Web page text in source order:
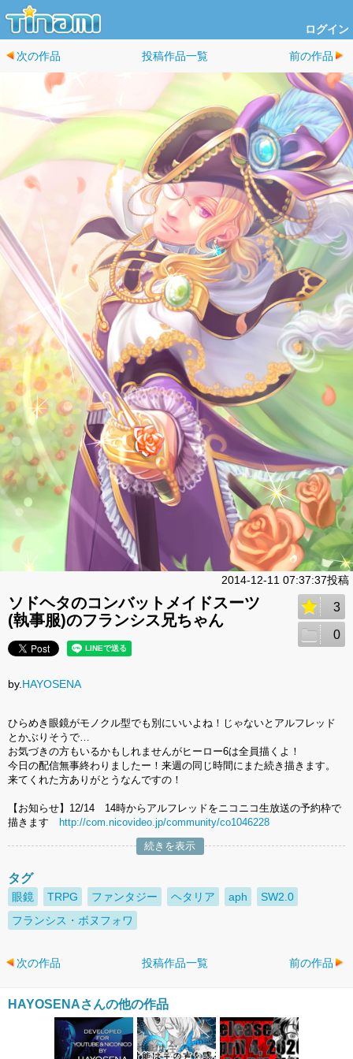
ログイン
次の作品 投稿作品一覧 前の作品
2014-12-11 07:37:37投稿
ソドヘタのコンバットメイドスーツ
(執事服)のフランシス兄ちゃん
3
0
by.HAYOSENA
ひらめき眼鏡がモノクル型でも別にいいよね！じゃないとアルフレッド
とかぶりそうで…
お気づきの方もいるかもしれませんがヒーロー6は全員描くよ！
今日の配信無事終わりましたー！来週の同じ時間にまた続き描きます。
来てくれた方ありがとうなんですの！
【お知らせ】12/14 14時からアルフレッドをニコニコ生放送の予約枠で
描きます
http://com.nicovideo.jp/community/co1046228
続きを表示
タグ
眼鏡 TRPG ファンタジー ヘタリア aph
SW2.0
フランシス・ボヌフォワ
次の作品 投稿作品一覧 前の作品
HAYOSENAさんの他の作品